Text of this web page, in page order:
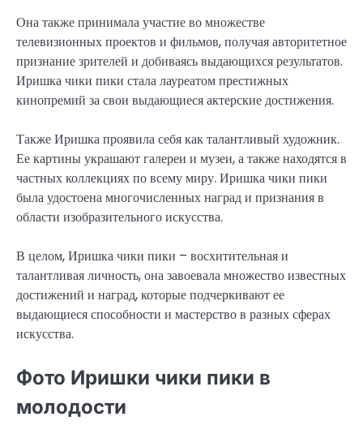
Она также принимала участие во множестве
телевизионных проектов и фильмов, получая авторитетное
признание зрителей и добиваясь выдающихся результатов.
Иришка чики пики стала лауреатом престижных
кинопремий за свои выдающиеся актерские достижения.
Также Иришка проявила себя как талантливый художник.
Ее картины украшают галереи и музеи, а также находятся в
частных коллекциях по всему миру. Иришка чики пики
была удостоена многочисленных наград и признания в
области изобразительного искусства.
В целом, Иришка чики пики – восхитительная и
талантливая личность, она завоевала множество известных
достижений и наград, которые подчеркивают ее
выдающиеся способности и мастерство в разных сферах
искусства.
Фото Иришки чики пики в
молодости